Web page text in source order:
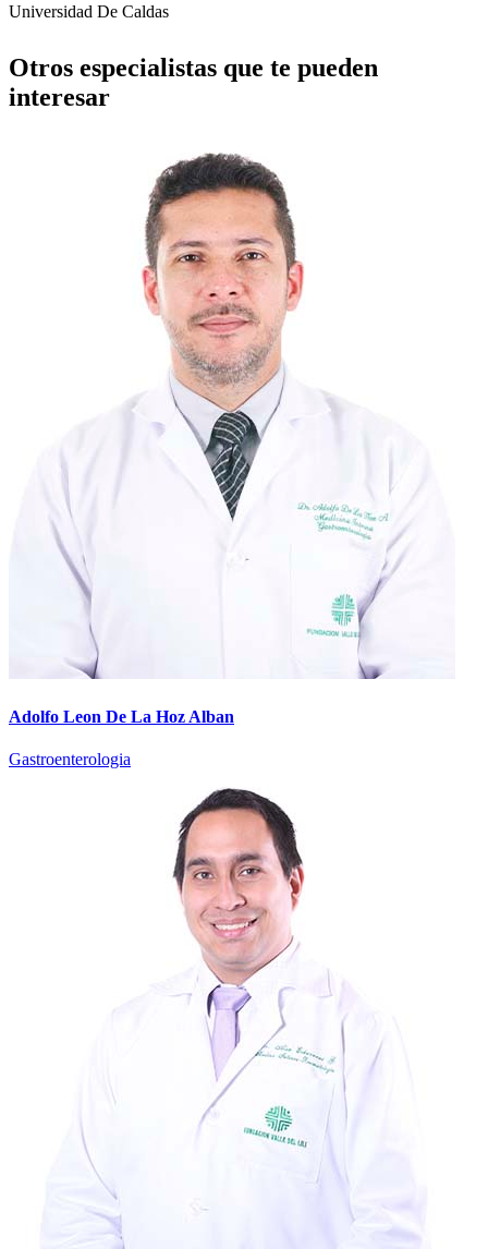
Universidad De Caldas
Otros especialistas que te pueden
interesar
Adolfo Leon De La Hoz Alban
Gastroenterologia